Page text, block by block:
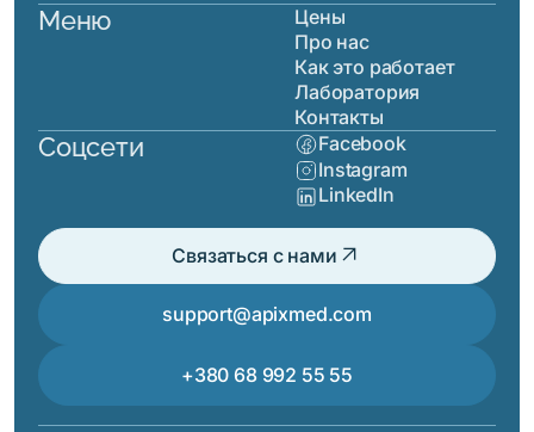
Меню
Цены
Про нас
Как это работает
Лаборатория
Контакты
Соцсети
Facebook
Instagram
LinkedIn
Связаться с нами arrow_outward
support@apixmed.com
+380 68 992 55 55